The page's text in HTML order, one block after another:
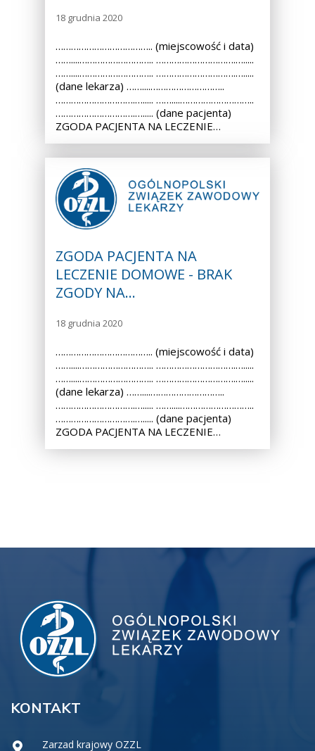
18 grudnia 2020
……………………………….. (miejscowość i data)
……....……………………….. ………………………….….....
……....……………………….. ………………………….….....
(dane lekarza) ……....………………………..
………………………….…..... ……....………………………..
………………………….…..... (dane pacjenta)
ZGODA PACJENTA NA LECZENIE…
ZGODA PACJENTA NA
LECZENIE DOMOWE - BRAK
ZGODY NA…
18 grudnia 2020
……………………………….. (miejscowość i data)
……....……………………….. ………………………….….....
……....……………………….. ………………………….….....
(dane lekarza) ……....………………………..
………………………….…..... ……....………………………..
………………………….…..... (dane pacjenta)
ZGODA PACJENTA NA LECZENIE…
KONTAKT
Zarzad krajowy OZZL